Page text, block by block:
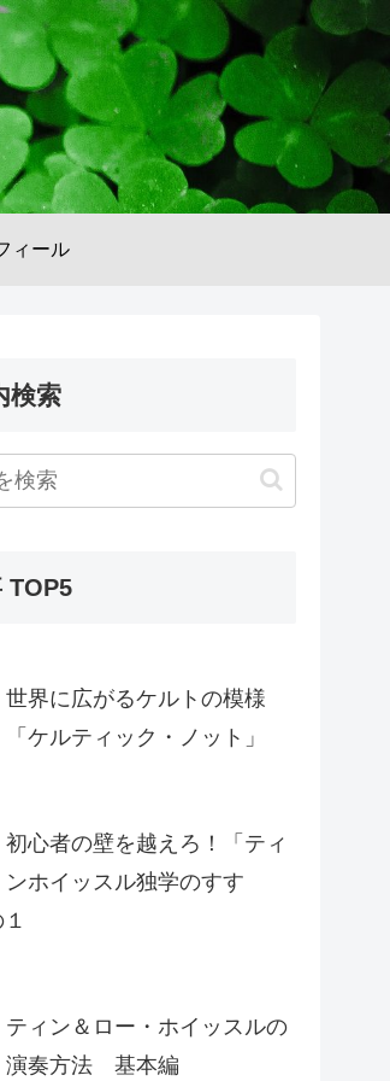
ィール
検索
TOP5
世界に広がるケルトの模様
「ケルティック・ノット」
初心者の壁を越えろ！「ティ
ンホイッスル独学のすす
ティン＆ロー・ホイッスルの
演奏方法 基本編